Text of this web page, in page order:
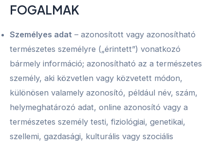
FOGALMAK
Személyes adat – azonosított vagy azonosítható
természetes személyre („érintett”) vonatkozó
bármely információ; azonosítható az a természetes
személy, aki közvetlen vagy közvetett módon,
különösen valamely azonosító, például név, szám,
helymeghatározó adat, online azonosító vagy a
természetes személy testi, fiziológiai, genetikai,
szellemi, gazdasági, kulturális vagy szociális